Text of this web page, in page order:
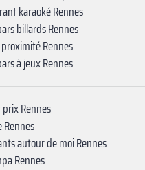
karaoké Rennes
billards Rennes
Rennes
à jeux Rennes
Rennes
Rennes
autour de moi Rennes
Rennes